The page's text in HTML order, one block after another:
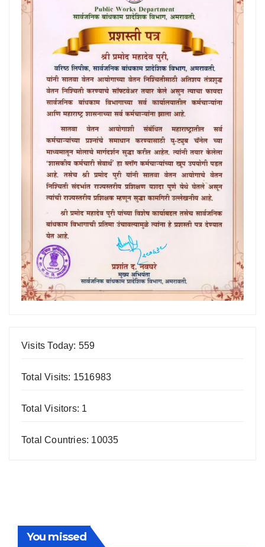
Visits Today: 559
Total Visits: 1516983
Total Visitors: 1
Total Countries: 10035
You missed